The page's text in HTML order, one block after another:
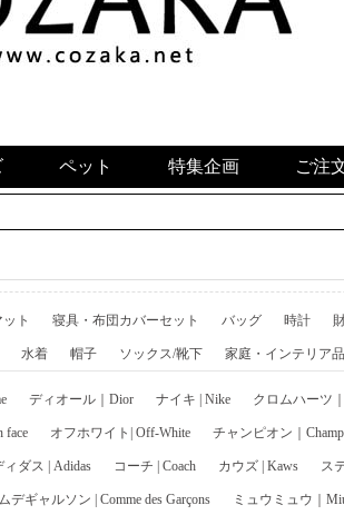
ペット 特集企画 ご注
ト 寝具・布団カバーセット バッグ 時計
水着 帽子 ソックス/靴下 家庭・インテリア品
ディオール｜Dior ナイキ | Nike クロムハーツ
face オフホワイト| Off-White チャンピオン｜
ィダス | Adidas コーチ | Coach カウズ | Kaws ス
デギャルソン | Comme des Garçons ミュウミュウ｜